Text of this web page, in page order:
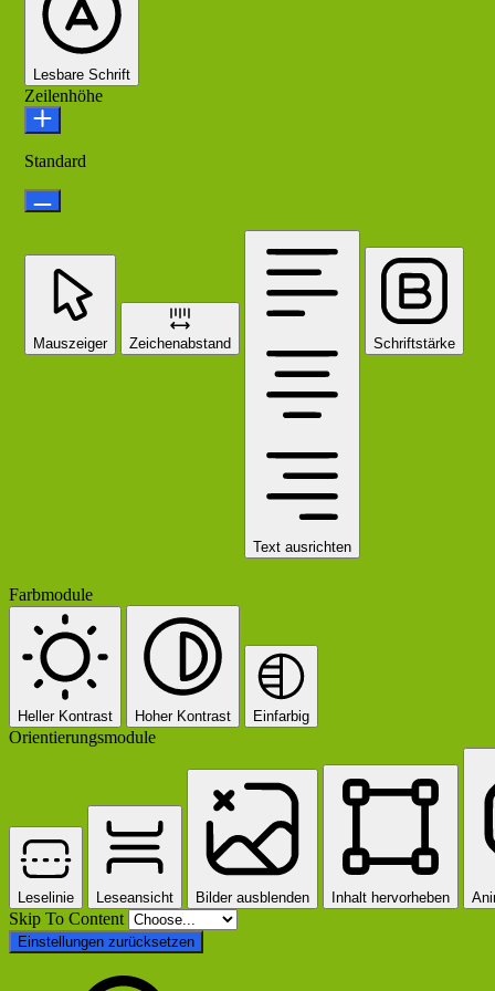
Lesbare Schrift
Zeilenhöhe
Standard
Mauszeiger Zeichenabstand
Text ausrichten
Schriftstärke
Farbmodule
Heller Kontrast Hoher Kontrast Einfarbig
Orientierungsmodule
Leselinie Leseansicht Bilder ausblenden Inhalt hervorheben
Skip To Content
Einstellungen zurücksetzen